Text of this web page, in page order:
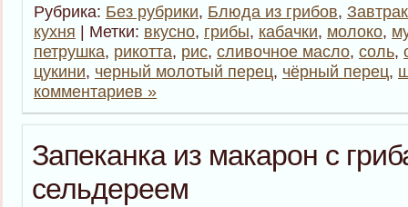
Рубрика: Без рубрики, Блюда из грибов,
кухня | Метки: вкусно, грибы, кабачки, молоко,
петрушка, рикотта, рис, сливочное масло, соль,
цукини, черный молотый перец, чёрный перец,
комментариев »
Запеканка из макарон с
сельдереем